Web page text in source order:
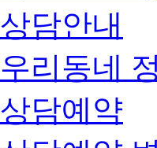
상담안내
우리동네
상담예약